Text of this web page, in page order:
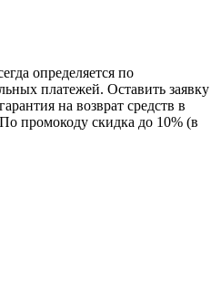
определяется по
платежей. Оставить заявку
на возврат средств в
промокоду скидка до 10% (в